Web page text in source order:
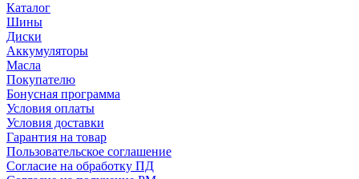
Каталог
Шины
Диски
Аккумуляторы
Масла
Покупателю
Бонусная программа
Условия оплаты
Условия доставки
Гарантия на товар
Пользовательское соглашение
Согласие на обработку ПД